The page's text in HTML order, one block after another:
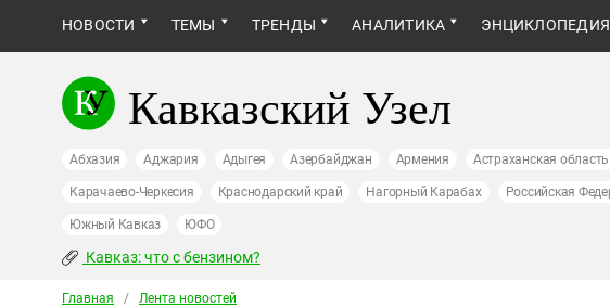
НОВОСТИ ТЕМЫ ТРЕНДЫ АНАЛИТИКА ЭНЦИКЛОПЕДИЯ
Кавказский Узел
Абхазия Аджария Адыгея Азербайджан Армения Астраханская область
Карачаево-Черкесия Краснодарский край Нагорный Карабах Российская
Южный Кавказ ЮФО
Кавказ: что с бензином?
Главная / Лента новостей